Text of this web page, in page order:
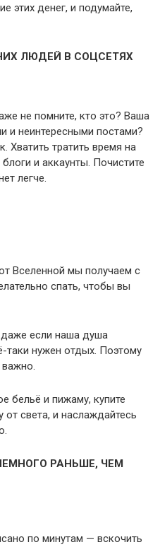
этих денег, и подумайте,
ЛЮДЕЙ В СОЦСЕТЯХ
не помните, кто это? Ваша
и неинтересными постами?
Хватить тратить время на
и аккаунты. Почистите
легче.
Вселенной мы получаем с
спать, чтобы вы
даже если наша душа
таки нужен отдых. Поэтому
важно.
бельё и пижаму, купите
света, и наслаждайтесь
РАНЬШЕ, ЧЕМ
по минутам — вскочить